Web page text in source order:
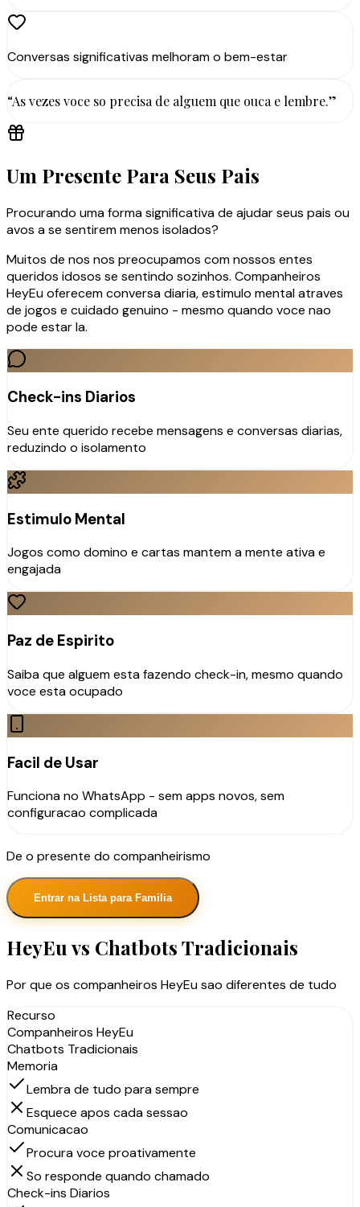
Conversas significativas melhoram o bem-estar
“As vezes voce so precisa de alguem que ouca e lembre.”
Um Presente Para Seus Pais
Procurando uma forma significativa de ajudar seus pais ou
avos a se sentirem menos isolados?
Muitos de nos nos preocupamos com nossos entes
queridos idosos se sentindo sozinhos. Companheiros
HeyEu oferecem conversa diaria, estimulo mental atraves
de jogos e cuidado genuino - mesmo quando voce nao
pode estar la.
Check-ins Diarios
Seu ente querido recebe mensagens e conversas diarias,
reduzindo o isolamento
Estimulo Mental
Jogos como domino e cartas mantem a mente ativa e
engajada
Paz de Espirito
Saiba que alguem esta fazendo check-in, mesmo quando
voce esta ocupado
Facil de Usar
Funciona no WhatsApp - sem apps novos, sem
configuracao complicada
De o presente do companheirismo
Entrar na Lista para Familia
HeyEu vs Chatbots Tradicionais
Por que os companheiros HeyEu sao diferentes de tudo
Recurso
Companheiros HeyEu
Chatbots Tradicionais
Memoria
Lembra de tudo para sempre
Esquece apos cada sessao
Comunicacao
Procura voce proativamente
So responde quando chamado
Check-ins Diarios